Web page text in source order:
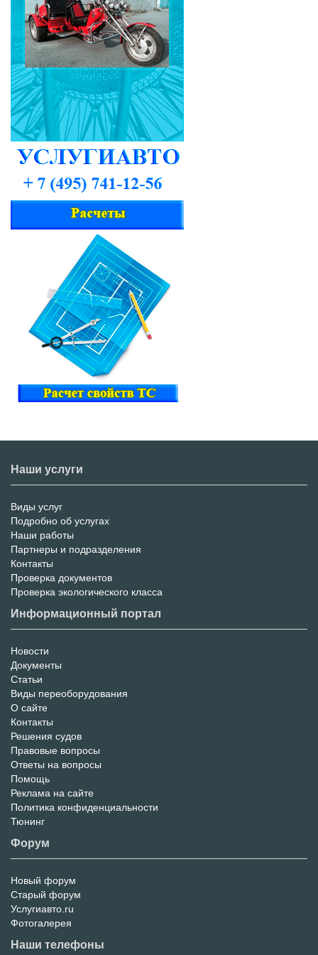
Наши услуги
Меню
услуг
Виды услуг
Подробно об услугах
Наши работы
Партнеры и подразделения
Контакты
Проверка документов
Проверка экологического класса
Информационный портал
Информационный
Портал
Новости
Документы
Статьи
Виды переоборудования
О сайте
Контакты
Решения судов
Правовые вопросы
Ответы на вопросы
Помощь
Реклама на сайте
Политика конфиденциальности
Тюнинг
Форум
Форум
Новый форум
Старый форум
Услугиавто.ru
Фотогалерея
Наши телефоны